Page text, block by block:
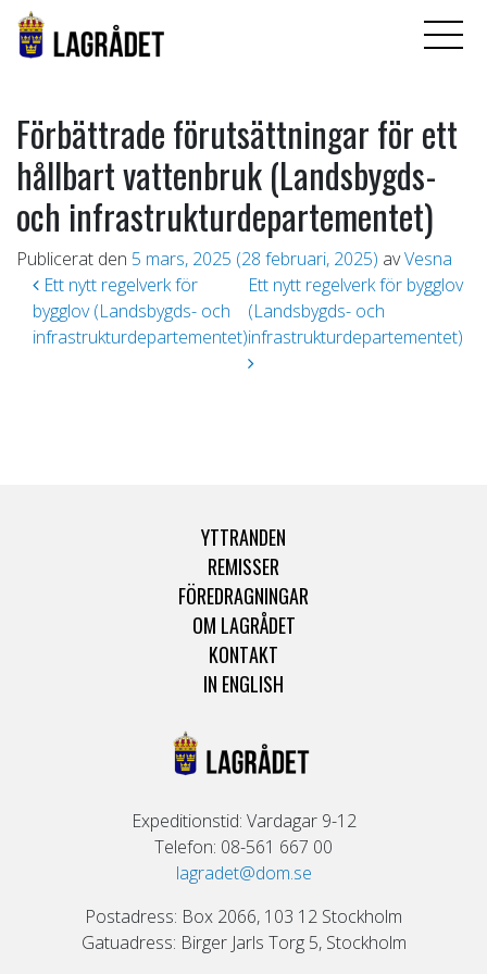
Förbättrade förutsättningar för ett
hållbart vattenbruk (Landsbygds-
och infrastrukturdepartementet)
Publicerat den 5 mars, 2025 (28 februari, 2025) avVesna
Inläggsnavigering
Ett nytt regelverk för
bygglov (Landsbygds- och
infrastrukturdepartementet)
Ett nytt regelverk för bygglov
(Landsbygds- och
infrastrukturdepartementet)
YTTRANDEN
REMISSER
FÖREDRAGNINGAR
OM LAGRÅDET
KONTAKT
IN ENGLISH
Expeditionstid: Vardagar 9-12
Telefon: 08-561 667 00
lagradet@dom.se
Postadress: Box 2066, 103 12 Stockholm
Gatuadress: Birger Jarls Torg 5, Stockholm